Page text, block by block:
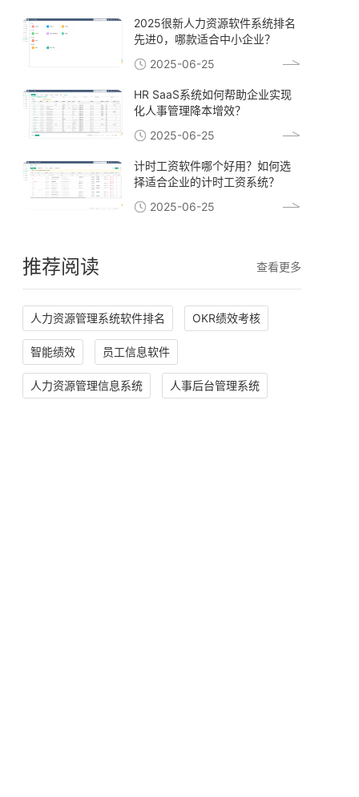
2025很新人力资源软件系统排名
先进0，哪款适合中小企业？
2025-06-25
HR SaaS系统如何帮助企业实现
化人事管理降本增效？
2025-06-25
计时工资软件哪个好用？如何选
择适合企业的计时工资系统？
2025-06-25
推荐阅读 查看更多
人力资源管理系统软件排名 OKR绩效考核
智能绩效 员工信息软件
人力资源管理信息系统 人事后台管理系统